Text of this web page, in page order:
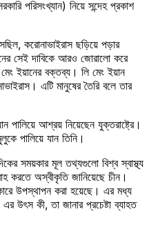
পরিসংখ্যান) নিয়ে সন্দেহ প্রকাশ
করোনাভাইরাস ছড়িয়ে পড়ার
সেই দাবিকে আরও জোরালো করে
ইয়ানের বক্তব্য। লি মেং ইয়ান
এটি মানুষের তৈরি বলে তার
পালিয়ে আশ্রয় নিয়েছেন যুক্তরাষ্ট্রে।
পালিয়ে যান তিনি।
সময়কার মূল তথ্যগুলো বিশ্ব স্বাস্থ্য
করতে অস্বীকৃতি জানিয়েছে চীন।
উপস্থাপন করা হয়েছে। এর মধ্য
এর উৎস কী, তা জানার প্রচেষ্টা ব্যাহত